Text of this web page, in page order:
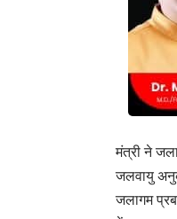
मंत्री ने
जलवायु
जलागम